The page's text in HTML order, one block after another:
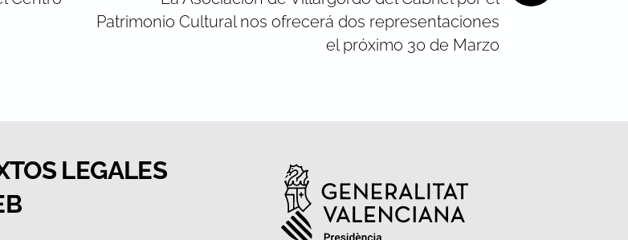
Patrimonio Cultural nos ofrecerá dos representaciones
el próximo 30 de Marzo
LEGALES